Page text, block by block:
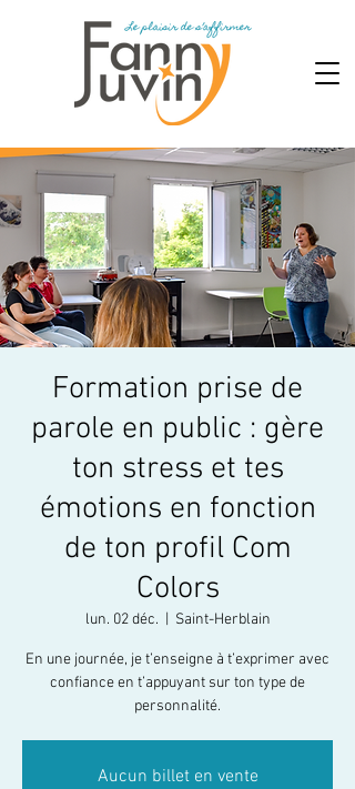
Formation prise de
parole en public : gère
ton stress et tes
émotions en fonction
de ton profil Com
Colors
lun. 02 déc. Saint-Herblain
En une journée, je t’enseigne à t’exprimer avec
confiance en t’appuyant sur ton type de
personnalité.
Aucun billet en vente